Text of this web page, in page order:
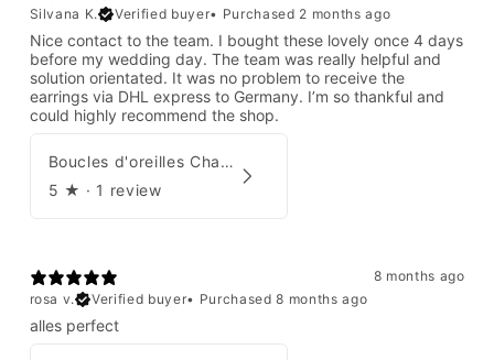
Silvana K.
Verified buyer• Purchased 2 months ago
Nice contact to the team. I bought these lovely once 4 days
before my wedding day. The team was really helpful and
solution orientated. It was no problem to receive the
earrings via DHL express to Germany. I’m so thankful and
could highly recommend the shop.
Boucles d'oreilles Chanel par Karl Lagerfeld 2008
5 ★ · 1 review
8 months ago
rosa v.
Verified buyer• Purchased 8 months ago
alles perfect